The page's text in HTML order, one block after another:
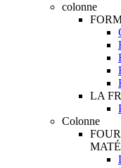
colonne
LA
Colonne